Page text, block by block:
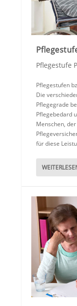
Pflegestufe
Pflegestufen
Die
Pflegegrade
Pflegebedard
Menschen,
für diese